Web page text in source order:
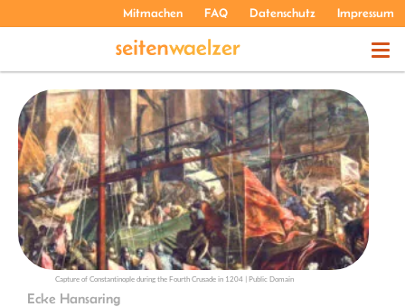
Mitmachen FAQ Datenschutz Impressum
THEMEN
PODCASTS
ÜBER UNS
Capture of Constantinople during the Fourth Crusade in 1204 | Public Domain
Ecke Hansaring